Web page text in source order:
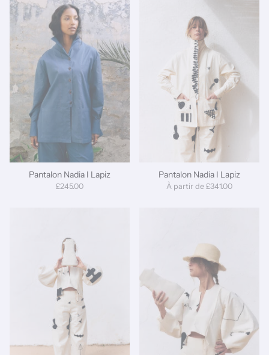
Pantalon Nadia I Lapiz
£245.00
Pantalon Nadia I Lapiz
À partir de £341.00